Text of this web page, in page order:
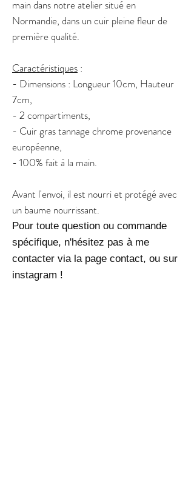
main dans notre atelier situé en
Normandie, dans un cuir pleine fleur de
première qualité.
Caractéristiques :
- Dimensions : Longueur 10cm, Hauteur
7cm,
- 2 compartiments,
- Cuir gras tannage chrome provenance
européenne,
- 100% fait à la main.
Avant l'envoi, il est nourri et protégé avec
un baume nourrissant.
Pour toute question ou commande
spécifique, n'hésitez pas à me
contacter via la page contact, ou sur
instagram !